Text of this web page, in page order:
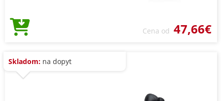
Cena od 47,66€
Skladom: na dopyt